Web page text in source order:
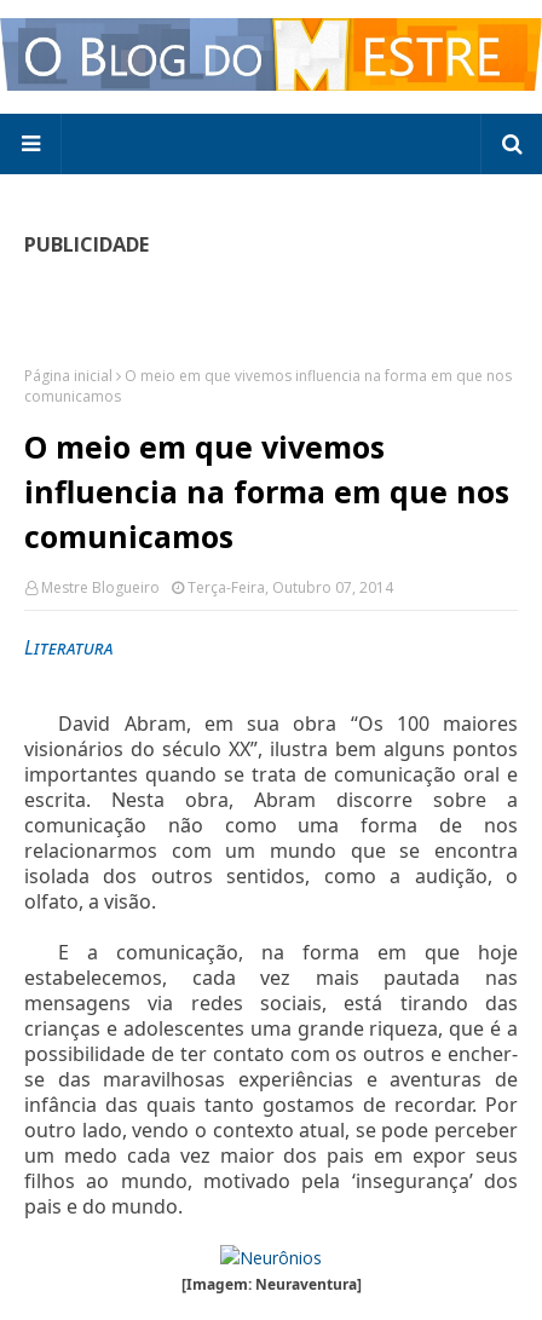
PUBLICIDADE
Página inicial
O meio em que vivemos influencia na forma em que nos
comunicamos
O meio em que vivemos
influencia na forma em que nos
comunicamos
Mestre Blogueiro Terça-Feira, Outubro 07, 2014
Literatura
David Abram, em sua obra “Os 100 maiores
visionários do século XX”, ilustra bem alguns pontos
importantes quando se trata de comunicação oral e
escrita. Nesta obra, Abram discorre sobre a
comunicação não como uma forma de nos
relacionarmos com um mundo que se encontra
isolada dos outros sentidos, como a audição, o
olfato, a visão.
E a comunicação, na forma em que hoje
estabelecemos, cada vez mais pautada nas
mensagens via redes sociais, está tirando das
crianças e adolescentes uma grande riqueza, que é a
possibilidade de ter contato com os outros e encher-
se das maravilhosas experiências e aventuras de
infância das quais tanto gostamos de recordar. Por
outro lado, vendo o contexto atual, se pode perceber
um medo cada vez maior dos pais em expor seus
filhos ao mundo, motivado pela ‘insegurança’ dos
pais e do mundo.
[Imagem: Neuraventura]